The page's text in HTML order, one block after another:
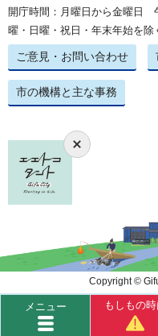
メニュー もしもの時
開庁時間：月曜日から金曜日
曜・日曜・祝日・年末年始を除
ご意見・お問い合わせ
市の機構と主な事務
Copyright ©